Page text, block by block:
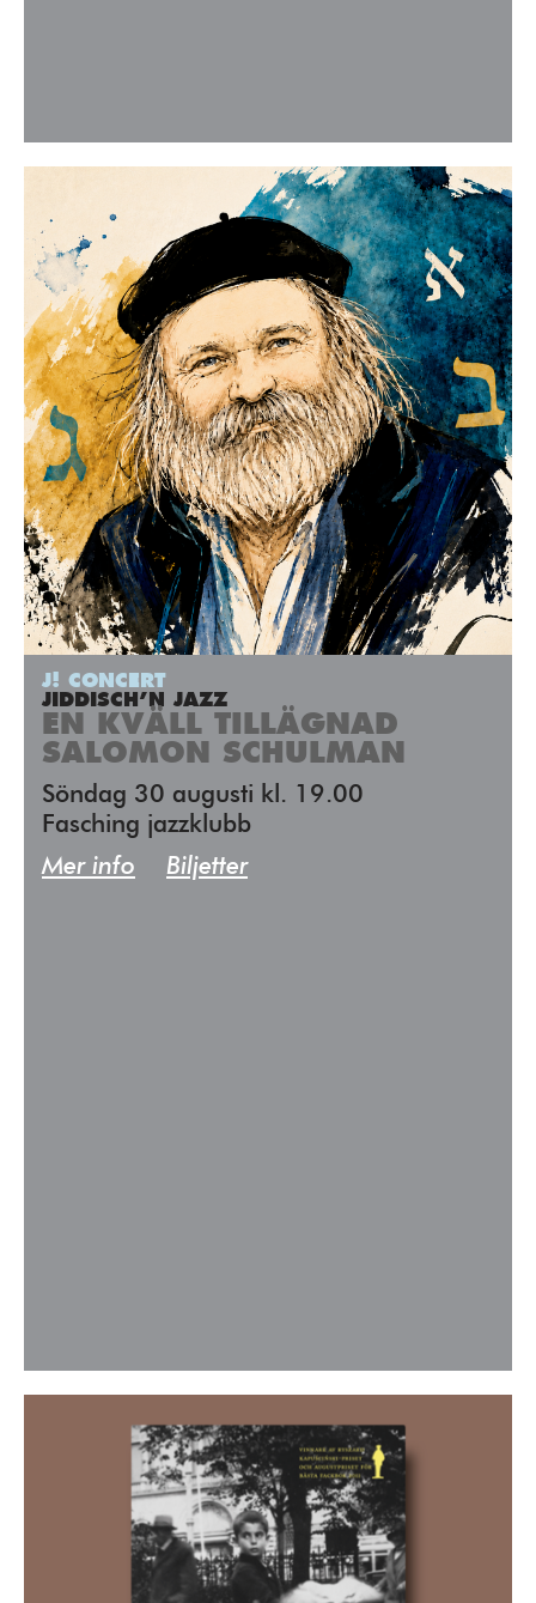
J! CONCERT
JIDDISCH’N JAZZ
EN KVÄLL TILLÄGNAD
SALOMON SCHULMAN
Söndag 30 augusti kl. 19.00
Fasching jazzklubb
Mer info
Biljetter